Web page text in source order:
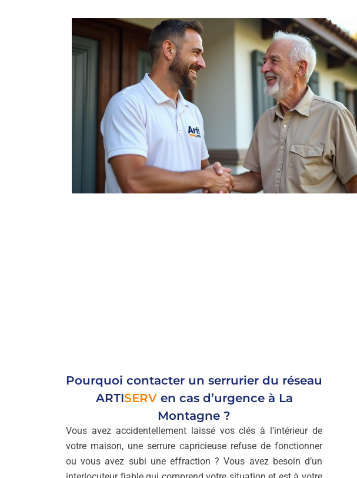
Pourquoi contacter un serrurier du réseau
ARTISERVen cas d’urgence à La
Montagne ?
Vous avez accidentellement laissé vos clés à l’intérieur de
votre maison, une serrure capricieuse refuse de fonctionner
ou vous avez subi une effraction ? Vous avez besoin d’un